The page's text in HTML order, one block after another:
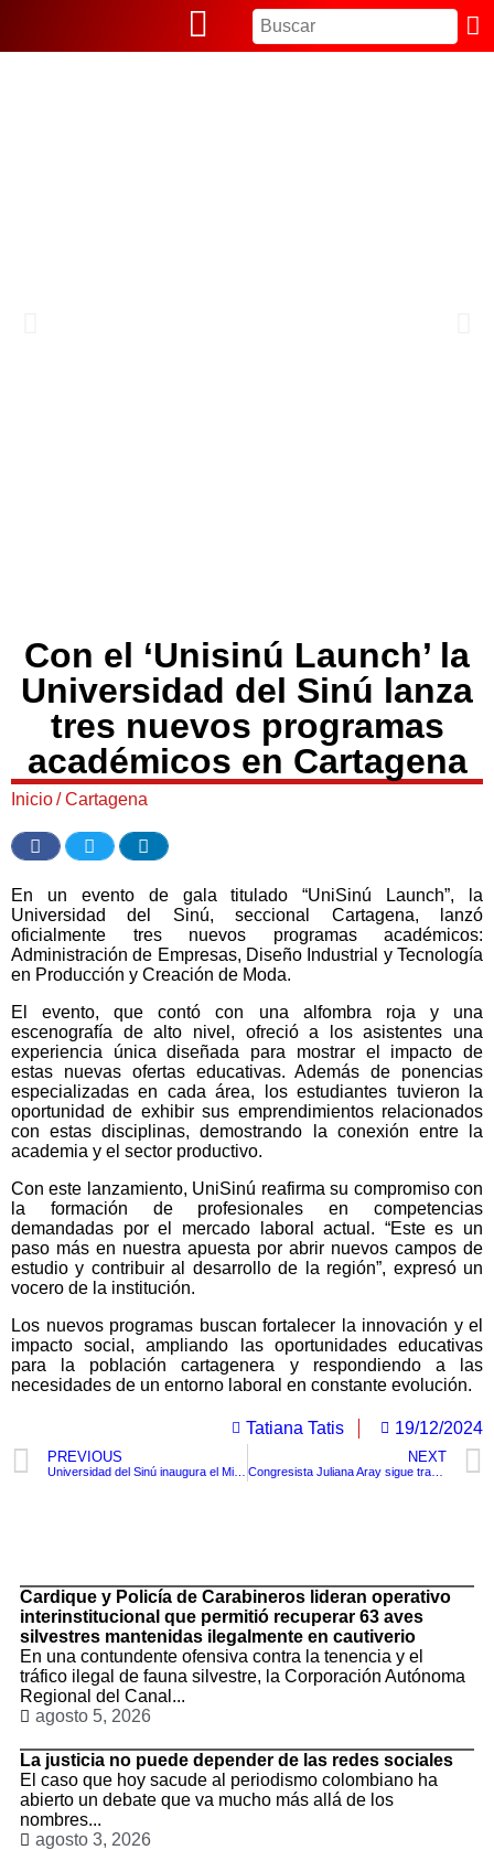
Con el ‘Unisinú Launch’ la
Universidad del Sinú lanza
tres nuevos programas
académicos en Cartagena
Inicio/ Cartagena
En un evento de gala titulado “UniSinú Launch”, la
Universidad del Sinú, seccional Cartagena, lanzó
oficialmente tres nuevos programas académicos:
Administración de Empresas, Diseño Industrial y Tecnología
en Producción y Creación de Moda.
El evento, que contó con una alfombra roja y una
escenografía de alto nivel, ofreció a los asistentes una
experiencia única diseñada para mostrar el impacto de
estas nuevas ofertas educativas. Además de ponencias
especializadas en cada área, los estudiantes tuvieron la
oportunidad de exhibir sus emprendimientos relacionados
con estas disciplinas, demostrando la conexión entre la
academia y el sector productivo.
Con este lanzamiento, UniSinú reafirma su compromiso con
la formación de profesionales en competencias
demandadas por el mercado laboral actual. “Este es un
paso más en nuestra apuesta por abrir nuevos campos de
estudio y contribuir al desarrollo de la región”, expresó un
vocero de la institución.
Los nuevos programas buscan fortalecer la innovación y el
impacto social, ampliando las oportunidades educativas
para la población cartagenera y respondiendo a las
necesidades de un entorno laboral en constante evolución.
Tatiana Tatis 19/12/2024
PREVIOUS NEXT
Congresista Juliana Aray sigue transformando la Navidad de más de 3.000 niños en Bolívar con “La Magia de Compartir”
Cardique y Policía de Carabineros lideran operativo
interinstitucional que permitió recuperar 63 aves
silvestres mantenidas ilegalmente en cautiverio
En una contundente ofensiva contra la tenencia y el
tráfico ilegal de fauna silvestre, la Corporación Autónoma
Regional del Canal...
agosto 5, 2026
La justicia no puede depender de las redes sociales
El caso que hoy sacude al periodismo colombiano ha
abierto un debate que va mucho más allá de los
nombres...
agosto 3, 2026